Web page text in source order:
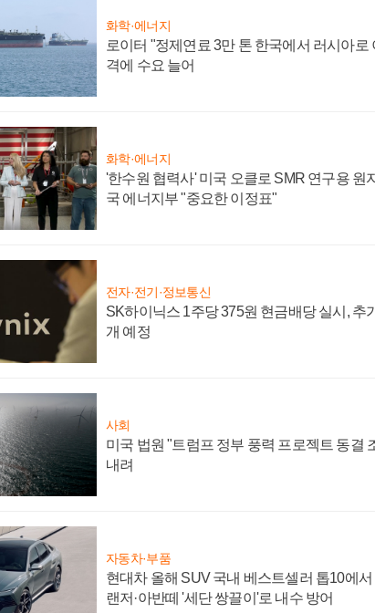
화학·에너지
로이터 "정제연료 3만 톤 한국에서 러시아로
격에 수요 늘어
화학·에너지
'한수원 협력사' 미국 오클로 SMR 연구용 원
국 에너지부 "중요한 이정표"
전자·전기·정보통신
SK하이닉스 1주당 375원 현금배당 실시, 추
개 예정
사회
미국 법원 "트럼프 정부 풍력 프로젝트 동결
내려
자동차·부품
현대차 올해 SUV 국내 베스트셀러 톱10에
랜저·아반떼 '세단 쌍끌이'로 내수 방어